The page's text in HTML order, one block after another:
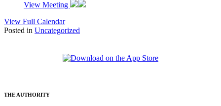
View Meeting
View Full Calendar
Posted in Uncategorized
THE AUTHORITY